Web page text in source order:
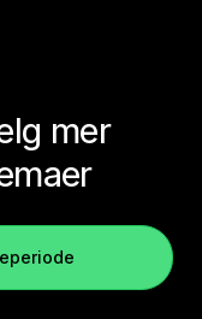
mer